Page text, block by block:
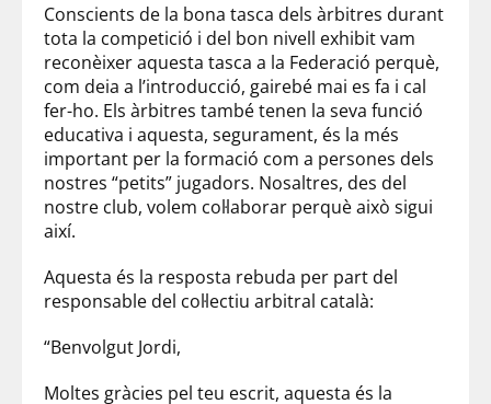
Conscients de la bona tasca dels àrbitres durant
tota la competició i del bon nivell exhibit vam
reconèixer aquesta tasca a la Federació perquè,
com deia a l’introducció, gairebé mai es fa i cal
fer-ho. Els àrbitres també tenen la seva funció
educativa i aquesta, segurament, és la més
important per la formació com a persones dels
nostres “petits” jugadors. Nosaltres, des del
nostre club, volem col·laborar perquè això sigui
així.
Aquesta és la resposta rebuda per part del
responsable del col·lectiu arbitral català:
“Benvolgut Jordi,
Moltes gràcies pel teu escrit, aquesta és la